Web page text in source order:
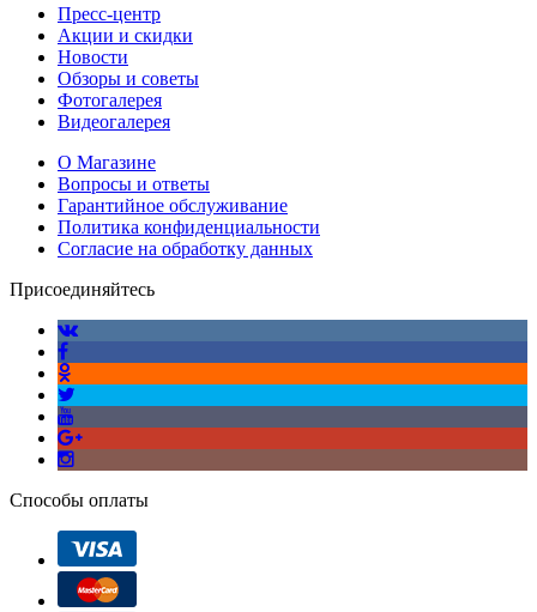
Пресс-центр
Акции и скидки
Новости
Обзоры и советы
Фотогалерея
Видеогалерея
О Магазине
Вопросы и ответы
Гарантийное обслуживание
Политика конфиденциальности
Согласие на обработку данных
Присоединяйтесь
Способы оплаты